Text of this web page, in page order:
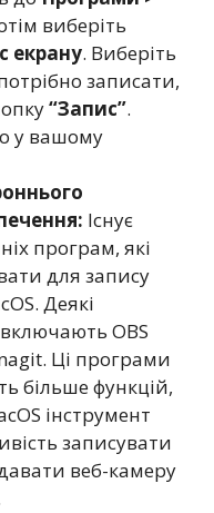
виберіть
екрану. Виберіть
записати,
“Запис”.
у вашому
Існує
програм, які
для запису
Деякі
OBS
Ці програми
більше функцій,
інструмент
записувати
веб-камеру